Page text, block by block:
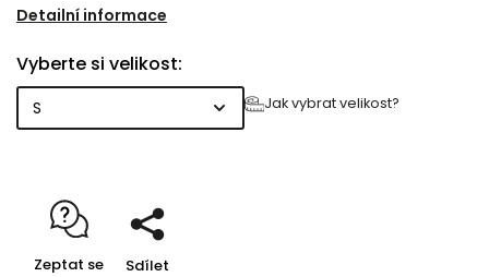
Detailní informace
Vyberte si velikost:
Jak vybrat velikost?
Zeptat se Sdílet